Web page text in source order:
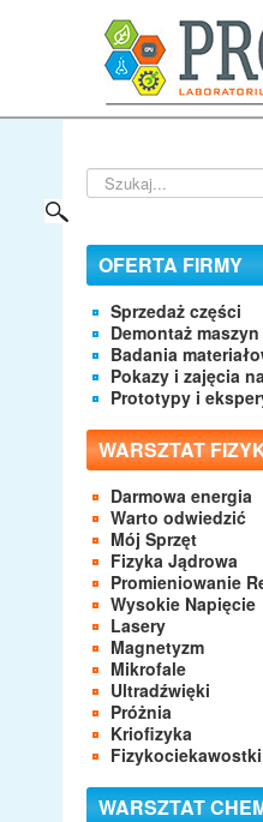
Szukaj...
OFERTA FIRMY
Sprzedaż części
Demontaż
Badania
Pokazy i zajęcia
Prototypy i
WARSZTAT
Darmowa energia
Warto odwiedzić
Mój Sprzęt
Fizyka Jądrowa
Promieniowanie
Wysokie Napięcie
Lasery
Magnetyzm
Mikrofale
Ultradźwięki
Próżnia
Kriofizyka
Fizykociekawostki
WARSZTAT